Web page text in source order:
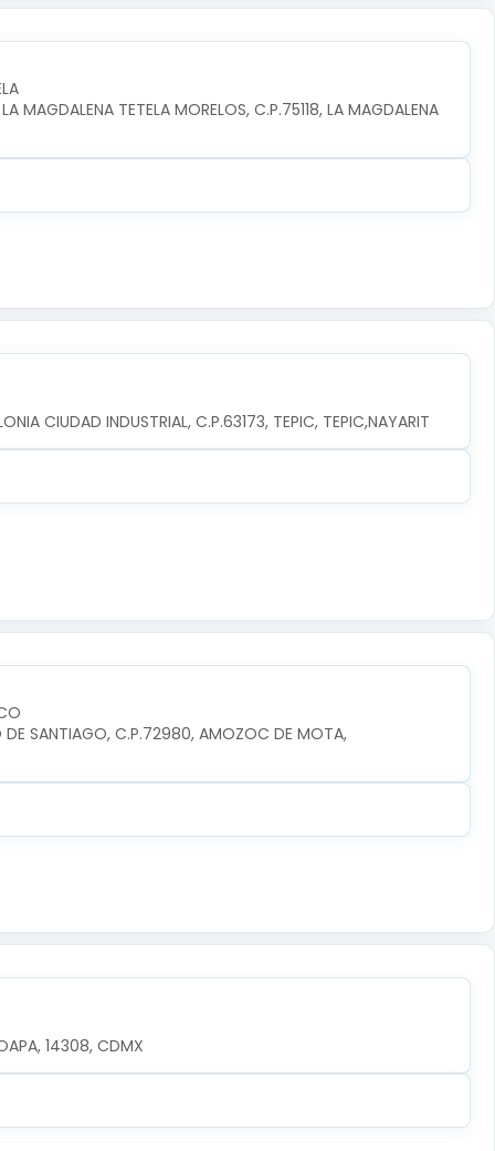
MAGDALENA TETELA MORELOS, C.P.75118, LA MAGDALENA
CIUDAD INDUSTRIAL, C.P.63173, TEPIC, TEPIC,NAYARIT
DE SANTIAGO, C.P.72980, AMOZOC DE MOTA,
14308, CDMX